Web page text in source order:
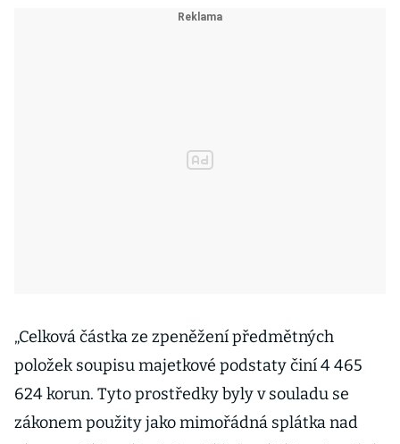
„Celková částka ze zpeněžení předmětných
položek soupisu majetkové podstaty činí 4 465
624 korun. Tyto prostředky byly v souladu se
zákonem použity jako mimořádná splátka nad